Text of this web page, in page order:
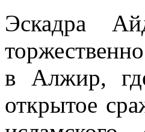
Эскадра
в Алжир,
открытое